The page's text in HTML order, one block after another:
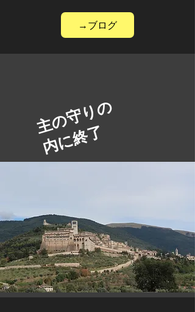
→ブログ
主の守りの
​内に終了